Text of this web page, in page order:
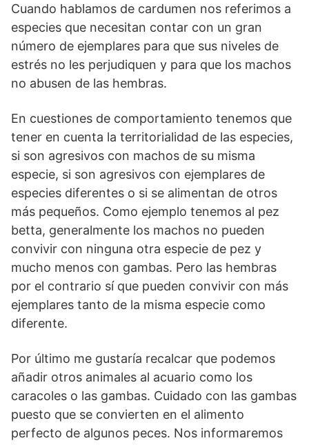
Cuando hablamos de cardumen nos referimos a
especies que necesitan contar con un gran
número de ejemplares para que sus niveles de
estrés no les perjudiquen y para que los machos
no abusen de las hembras.
En cuestiones de comportamiento tenemos que
tener en cuenta la territorialidad de las especies,
si son agresivos con machos de su misma
especie, si son agresivos con ejemplares de
especies diferentes o si se alimentan de otros
más pequeños. Como ejemplo tenemos al pez
betta, generalmente los machos no pueden
convivir con ninguna otra especie de pez y
mucho menos con gambas. Pero las hembras
por el contrario sí que pueden convivir con más
ejemplares tanto de la misma especie como
diferente.
Por último me gustaría recalcar que podemos
añadir otros animales al acuario como los
caracoles o las gambas. Cuidado con las gambas
puesto que se convierten en el alimento
perfecto de algunos peces. Nos informaremos